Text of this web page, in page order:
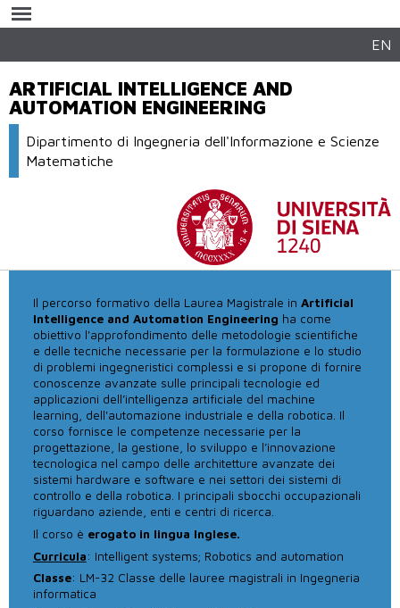
contenuto
EN
ARTIFICIAL INTELLIGENCE AND
AUTOMATION ENGINEERING
Dipartimento di Ingegneria dell'Informazione e Scienze
Matematiche
Il percorso formativo della Laurea Magistrale in Artificial
Intelligence and Automation Engineering ha come
obiettivo l'approfondimento delle metodologie scientifiche
e delle tecniche necessarie per la formulazione e lo studio
di problemi ingegneristici complessi e si propone di fornire
conoscenze avanzate sulle principali tecnologie ed
applicazioni dell’intelligenza artificiale del machine
learning, dell'automazione industriale e della robotica. Il
corso fornisce le competenze necessarie per la
progettazione, la gestione, lo sviluppo e l’innovazione
tecnologica nel campo delle architetture avanzate dei
sistemi hardware e software e nei settori dei sistemi di
controllo e della robotica. I principali sbocchi occupazionali
riguardano aziende, enti e centri di ricerca.
Il corso è erogato in lingua Inglese.
Curricula: Intelligent systems; Robotics and automation
Classe: LM-32 Classe delle lauree magistrali in Ingegneria
informatica